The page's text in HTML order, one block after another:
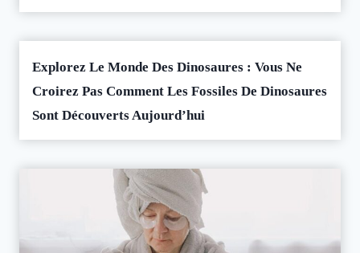
Explorez Le Monde Des Dinosaures : Vous Ne
Croirez Pas Comment Les Fossiles De Dinosaures
Sont Découverts Aujourd’hui